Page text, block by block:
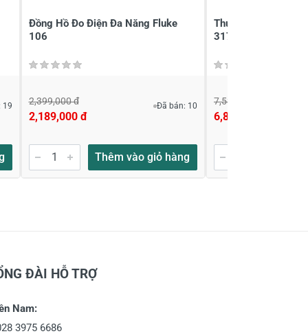
19
Đồng Hồ Đo Điện Đa Năng Fluke
106
2,399,000 đ
2,189,000 đ
Đã bán: 10
Thêm vào giỏ hàng
Thước đo góc điện
317 (Nivo)
7,532,000 đ
6,849,000 đ
ĐÀI HỖ TRỢ
Nam:
3975 6686